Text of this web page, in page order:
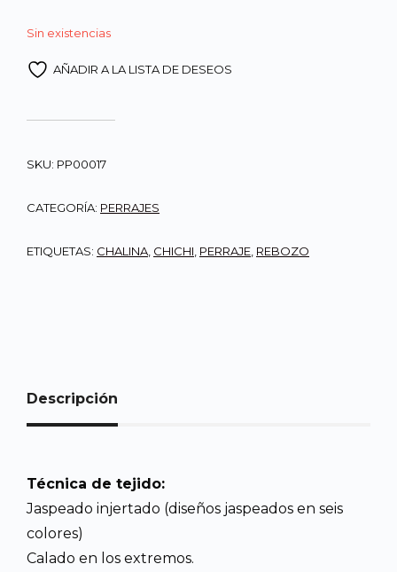
Q225.00.
Sin existencias
AÑADIR A LA LISTA DE DESEOS
SKU: PP00017
CATEGORÍA: PERRAJES
ETIQUETAS: CHALINA, CHICHI, PERRAJE, REBOZO
Descripción
Técnica de tejido:
Jaspeado injertado (diseños jaspeados en seis
colores)
Calado en los extremos.